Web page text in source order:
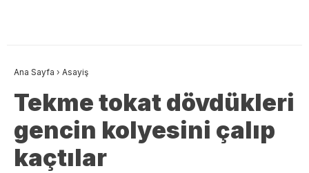
Ana Sayfa › Asayiş
Tekme tokat dövdükleri
gencin kolyesini çalıp
kaçtılar